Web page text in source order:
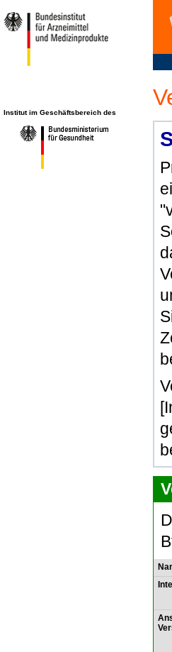
Institut im Geschäftsbereich des